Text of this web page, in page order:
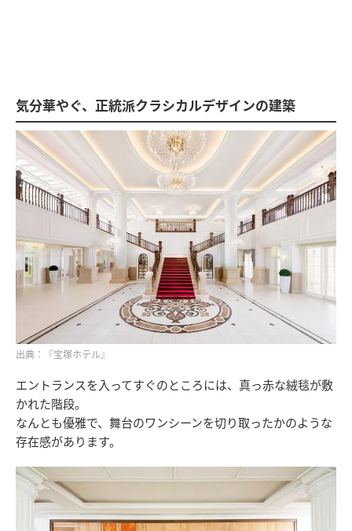
気分華やぐ、正統派クラシカルデザインの建築
出典：『宝塚ホテル』
エントランスを入ってすぐのところには、真っ赤な絨毯が敷
かれた階段。
なんとも優雅で、舞台のワンシーンを切り取ったかのような
存在感があります。